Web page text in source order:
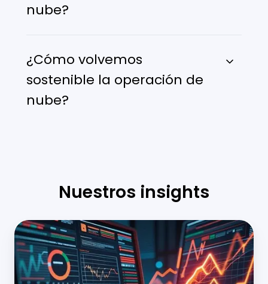
nube?
¿Cómo volvemos
sostenible la operación de
nube?
Nuestros insights
Modernizar
la
operación
cloud: